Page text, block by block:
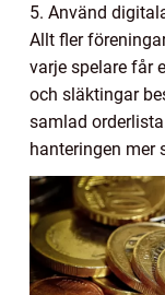
5. Använd
Allt fler
varje spelare får
och släktingar
samlad
hanteringen mer